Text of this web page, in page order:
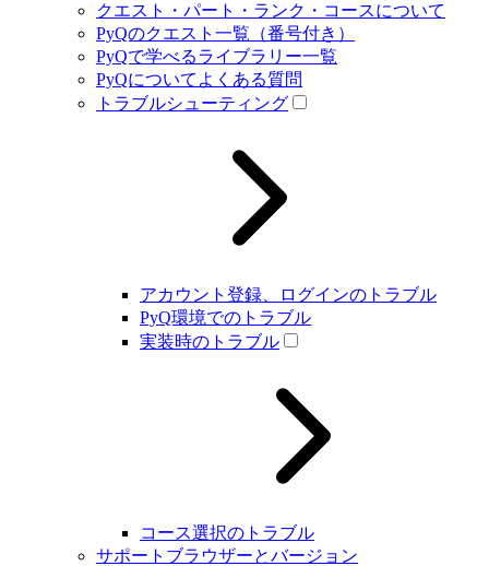
クエスト・パート・ランク・コースについて
PyQのクエスト一覧（番号付き）
PyQで学べるライブラリー一覧
PyQについてよくある質問
トラブルシューティング
アカウント登録、ログインのトラブル
PyQ環境でのトラブル
実装時のトラブル
コース選択のトラブル
サポートブラウザーとバージョン